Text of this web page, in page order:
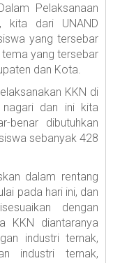
Pelaksanaan
kita dari UNAND
yang tersebar
yang tersebar
dan Kota.
KKN di
dan ini kita
benar dibutuhkan
sebanyak 428
dalam rentang
pada hari ini, dan
dengan
KKN diantaranya
industri ternak,
industri ternak,